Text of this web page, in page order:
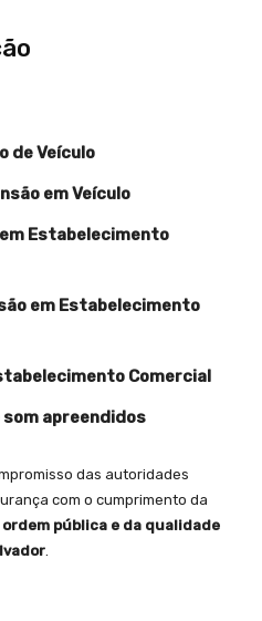
de Veículo
em Veículo
Estabelecimento
em Estabelecimento
Comercial
apreendidos
das autoridades
com o cumprimento da
pública e da qualidade
.